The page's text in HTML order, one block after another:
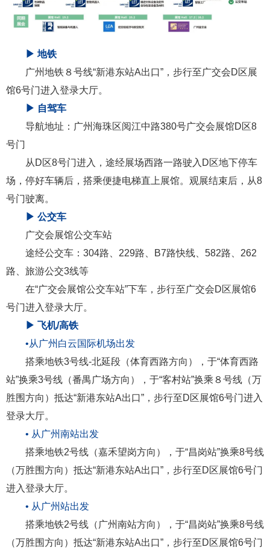
▶ 地铁
广州地铁８号线“新港东站A出口”，步行至广交会D区展
馆6号门进入登录大厅。
▶ 自驾车
导航地址：广州海珠区阅江中路380号广交会展馆D区8
号门
从D区8号门进入，途经展场西路一路驶入D区地下停车
场，停好车辆后，搭乘便捷电梯直上展馆。观展结束后，从8
号门驶离。
▶ 公交车
广交会展馆公交车站
途经公交车：304路、229路、B7路快线、582路、262
路、旅游公交3线等
在“广交会展馆公交车站”下车，步行至广交会D区展馆6
号门进入登录大厅。
▶ 飞机/高铁
•从广州白云国际机场出发
搭乘地铁3号线-北延段（体育西路方向），于“体育西路
站”换乘3号线（番禺广场方向），于“客村站”换乘８号线（万
胜围方向）抵达“新港东站A出口”，步行至D区展馆6号门进入
登录大厅。
• 从广州南站出发
搭乘地铁2号线（嘉禾望岗方向），于“昌岗站”换乘8号线
（万胜围方向）抵达“新港东站A出口”，步行至D区展馆6号门
进入登录大厅。
• 从广州站出发
搭乘地铁2号线（广州南站方向），于“昌岗站”换乘8号线
（万胜围方向）抵达“新港东站A出口”，步行至D区展馆6号门